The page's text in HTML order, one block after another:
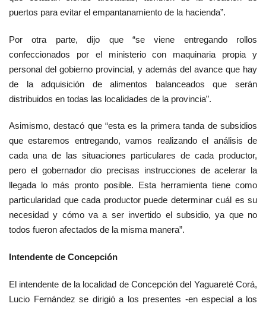
puertos para evitar el empantanamiento de la hacienda”.
Por otra parte, dijo que “se viene entregando rollos
confeccionados por el ministerio con maquinaria propia y
personal del gobierno provincial, y además del avance que hay
de la adquisición de alimentos balanceados que serán
distribuidos en todas las localidades de la provincia”.
Asimismo, destacó que “esta es la primera tanda de subsidios
que estaremos entregando, vamos realizando el análisis de
cada una de las situaciones particulares de cada productor,
pero el gobernador dio precisas instrucciones de acelerar la
llegada lo más pronto posible. Esta herramienta tiene como
particularidad que cada productor puede determinar cuál es su
necesidad y cómo va a ser invertido el subsidio, ya que no
todos fueron afectados de la misma manera”.
Intendente de Concepción
El intendente de la localidad de Concepción del Yaguareté Corá,
Lucio Fernández se dirigió a los presentes -en especial a los